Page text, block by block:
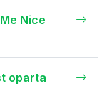
Nice
oparta